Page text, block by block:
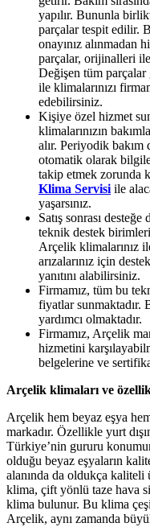
yapılır. Bununla
parçalar tespit edilir.
onayınız alınmadan
parçalar, orijinalleri
Değişen tüm parçalar
ile klimalarınızı
edebilirsiniz.
Kişiye özel hizmet
klimalarınızın
alır. Periyodik
otomatik olarak
takip etmek zorunda
Klima Servisi ile
yaşarsınız.
Satış sonrası
teknik destek
Arçelik klimalarınız
arızalarınız için
yanıtını alabilirsiniz.
Firmamız, tüm bu
fiyatlar sunmaktadır.
yardımcı olmaktadır.
Firmamız, Arçelik
hizmetini
belgelerine ve
Arçelik klimaları ve
Arçelik hem beyaz eşya
markadır. Özellikle yurt
Türkiye’nin gururu
olduğu beyaz eşyaların
alanında da oldukça
klima, çift yönlü taze hava
klima bulunur. Bu klima
Arçelik, aynı zamanda